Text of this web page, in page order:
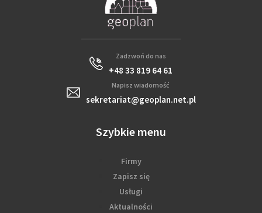
Zadzwoń do nas
+48 33 819 64 61
Napisz wiadomość
sekretariat@geoplan.net.pl
Szybkie menu
Firmy
Zapisz się
Usługi
Aktualności